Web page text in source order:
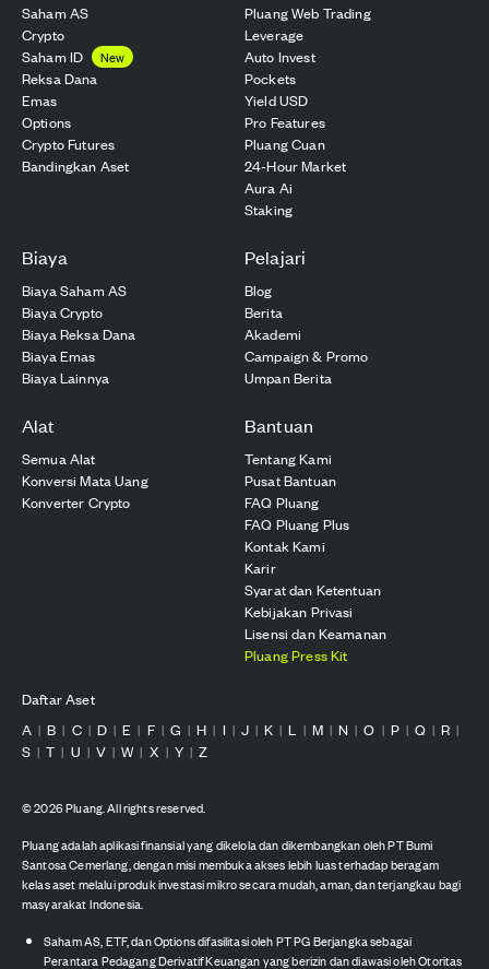
Saham AS
Crypto
Saham ID
New
Reksa Dana
Emas
Options
Crypto Futures
Bandingkan Aset
Pluang Web Trading
Leverage
Auto Invest
Pockets
Yield USD
Pro Features
Pluang Cuan
24-Hour Market
Aura Ai
Staking
Biaya
Biaya Saham AS
Biaya Crypto
Biaya Reksa Dana
Biaya Emas
Biaya Lainnya
Pelajari
Blog
Berita
Akademi
Campaign & Promo
Umpan Berita
Alat
Semua Alat
Konversi Mata Uang
Konverter Crypto
Bantuan
Tentang Kami
Pusat Bantuan
FAQ Pluang
FAQ Pluang Plus
Kontak Kami
Karir
Syarat dan Ketentuan
Kebijakan Privasi
Lisensi dan Keamanan
Pluang Press Kit
Daftar Aset
A | B | C | D | E | F | G | H | I | J | K | L | M | N | O | P | Q | R |
S | T | U | V | W | X | Y | Z
©2026Pluang. All rights reserved.
Pluang adalah aplikasi finansial yang dikelola dan dikembangkan oleh PT Bumi
Santosa Cemerlang, dengan misi membuka akses lebih luas terhadap beragam
kelas aset melalui produk investasi mikro secara mudah, aman, dan terjangkau bagi
masyarakat Indonesia.
Saham AS, ETF, dan Options difasilitasi oleh PT PG Berjangka sebagai
Perantara Pedagang Derivatif Keuangan yang berizin dan diawasi oleh Otoritas